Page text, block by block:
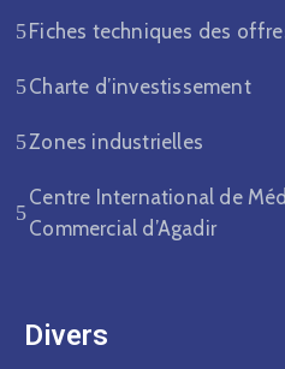
Fiches techniques des
Charte d’investissement
Zones industrielles
Centre International de
Commercial d’Agadir
Divers​